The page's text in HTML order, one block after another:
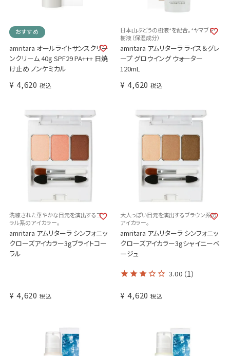
おすすめ
amritara オールライトサンスクリー
ンクリーム 40g SPF29 PA+++ 日焼
け止め ノンケミカル
¥ 4,620 税込
日本山ぶどうの樹液*を配合。*ヤマブドウ
樹液（保湿成分）
amritara アムリターラ ライス＆グレ
ープ グロウイング ウォーター
120mL
¥ 4,620 税込
洗練された華やかな目元を演出するコー
ラル系のアイカラー。
amritara アムリターラ シンフォニッ
クローズアイカラー3gブライトコー
ラル
¥ 4,620 税込
大人っぽい目元を演出するブラウン系の
アイカラー。
amritara アムリターラ シンフォニッ
クローズアイカラー3gシャイニーベ
ージュ
3.00 （1）
¥ 4,620 税込